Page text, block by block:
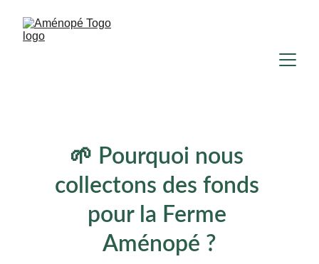
🌱 Pourquoi nous
collectons des fonds
pour la Ferme
Aménopé ?